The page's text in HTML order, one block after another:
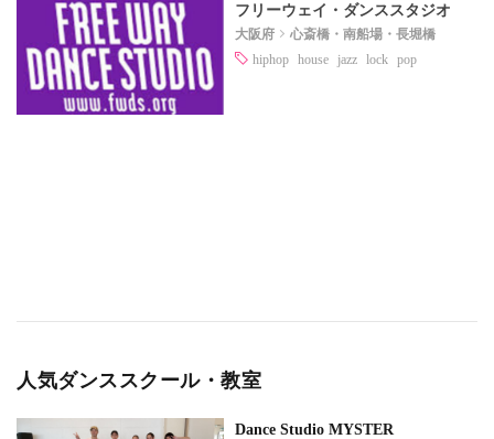
フリーウェイ・ダンススタジオ
大阪府 心斎橋・南船場・長堀橋
hiphop house jazz lock pop
人気ダンススクール・教室
Dance Studio MYSTER